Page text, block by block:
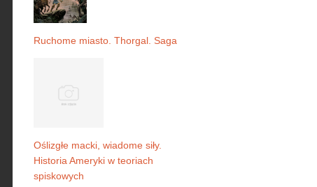
Ruchome miasto. Thorgal. Saga
Oślizgłe macki, wiadome siły.
Historia Ameryki w teoriach
spiskowych